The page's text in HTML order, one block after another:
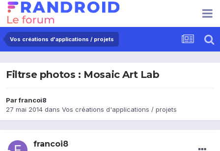
Vos créations d'applications / projets
Filtrse photos : Mosaic Art Lab
Parfrancoi8
27 mai 2014 dans Vos créations d'applications / projets
francoi8